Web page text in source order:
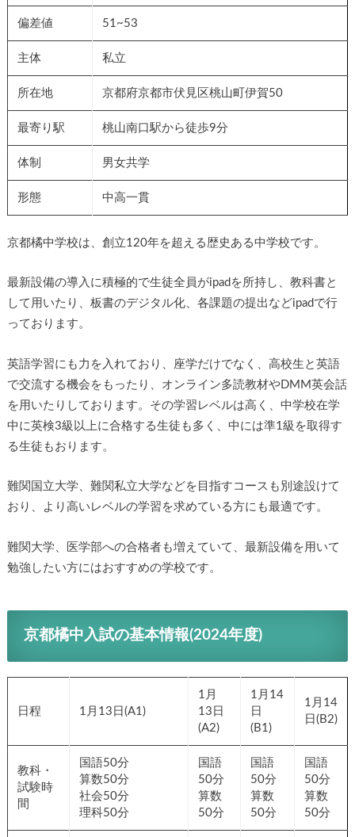
偏差値 51~53
主体 私立
所在地 京都府京都市伏見区桃山町伊賀50
最寄り駅 桃山南口駅から徒歩9分
体制 男女共学
形態 中高一貫
京都橘中学校は、創立120年を超える歴史ある中学校です。
最新設備の導入に積極的で生徒全員がipadを所持し、教科書と
して用いたり、板書のデジタル化、各課題の提出などipadで行
っております。
英語学習にも力を入れており、座学だけでなく、高校生と英語
で交流する機会をもったり、オンライン多読教材やDMM英会話
を用いたりしております。その学習レベルは高く、中学校在学
中に英検3級以上に合格する生徒も多く、中には準1級を取得す
る生徒もおります。
難関国立大学、難関私立大学などを目指すコースも別途設けて
おり、より高いレベルの学習を求めている方にも最適です。
難関大学、医学部への合格者も増えていて、最新設備を用いて
勉強したい方にはおすすめの学校です。
京都橘中入試の基本情報(2024年度)
日程 1月13日(A1)
1月
13日
(A2)
1月14
日
(B1)
1月14
日(B2)
教科・
試験時
間
国語50分
算数50分
社会50分
理科50分
国語
50分
算数
50分
国語
50分
算数
50分
国語
50分
算数
50分